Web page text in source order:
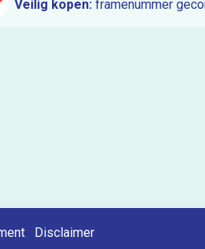
Veilig kopen: framenummer
Disclaimer